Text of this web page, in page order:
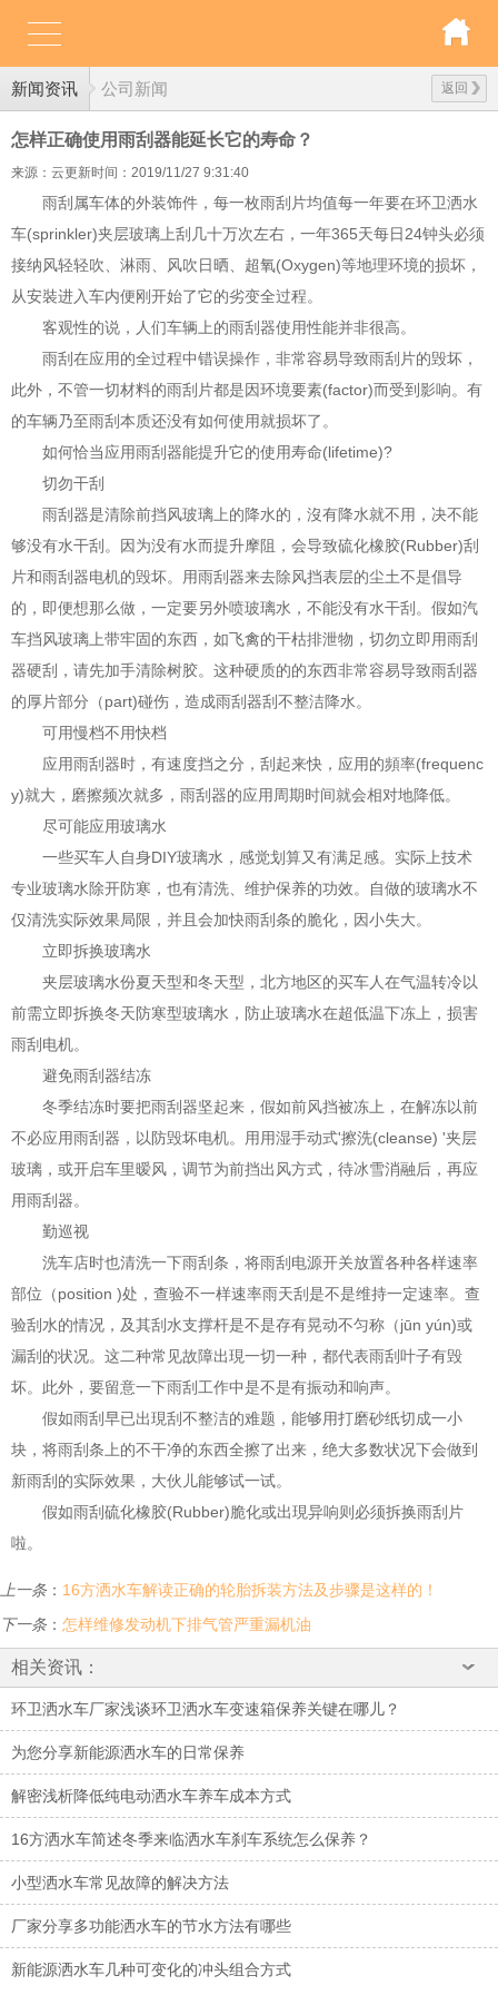
新闻资讯 返回
公司新闻
怎样正确使用雨刮器能延长它的寿命？
来源：云更新时间：2019/11/27 9:31:40
雨刮属车体的外装饰件，每一枚雨刮片均值每一年要在环卫洒水
车(sprinkler)夹层玻璃上刮几十万次左右，一年365天每日24钟头必须
接纳风轻轻吹、淋雨、风吹日晒、超氧(Oxygen)等地理环境的损坏，
从安裝进入车内便刚开始了它的劣变全过程。
客观性的说，人们车辆上的雨刮器使用性能并非很高。
雨刮在应用的全过程中错误操作，非常容易导致雨刮片的毁坏，
此外，不管一切材料的雨刮片都是因环境要素(factor)而受到影响。有
的车辆乃至雨刮本质还没有如何使用就损坏了。
如何恰当应用雨刮器能提升它的使用寿命(lifetime)?
切勿干刮
雨刮器是清除前挡风玻璃上的降水的，沒有降水就不用，决不能
够没有水干刮。因为没有水而提升摩阻，会导致硫化橡胶(Rubber)刮
片和雨刮器电机的毁坏。用雨刮器来去除风挡表层的尘土不是倡导
的，即便想那么做，一定要另外喷玻璃水，不能没有水干刮。假如汽
车挡风玻璃上带牢固的东西，如飞禽的干枯排泄物，切勿立即用雨刮
器硬刮，请先加手清除树胶。这种硬质的的东西非常容易导致雨刮器
的厚片部分（part)碰伤，造成雨刮器刮不整洁降水。
可用慢档不用快档
应用雨刮器时，有速度挡之分，刮起来快，应用的頻率(frequenc
y)就大，磨擦频次就多，雨刮器的应用周期时间就会相对地降低。
尽可能应用玻璃水
一些买车人自身DIY玻璃水，感觉划算又有满足感。实际上技术
专业玻璃水除开防寒，也有清洗、维护保养的功效。自做的玻璃水不
仅清洗实际效果局限，并且会加快雨刮条的脆化，因小失大。
立即拆换玻璃水
夹层玻璃水份夏天型和冬天型，北方地区的买车人在气温转冷以
前需立即拆换冬天防寒型玻璃水，防止玻璃水在超低温下冻上，损害
雨刮电机。
避免雨刮器结冻
冬季结冻时要把雨刮器坚起来，假如前风挡被冻上，在解冻以前
不必应用雨刮器，以防毁坏电机。用用湿手动式'擦洗(cleanse) '夹层
玻璃，或开启车里暧风，调节为前挡出风方式，待冰雪消融后，再应
用雨刮器。
勤巡视
洗车店时也清洗一下雨刮条，将雨刮电源开关放置各种各样速率
部位（position )处，查验不一样速率雨天刮是不是维持一定速率。查
验刮水的情况，及其刮水支撑杆是不是存有晃动不匀称（jūn yún)或
漏刮的状况。这二种常见故障出現一切一种，都代表雨刮叶子有毁
坏。此外，要留意一下雨刮工作中是不是有振动和响声。
假如雨刮早已出現刮不整洁的难题，能够用打磨砂纸切成一小
块，将雨刮条上的不干净的东西全擦了出来，绝大多数状况下会做到
新雨刮的实际效果，大伙儿能够试一试。
假如雨刮硫化橡胶(Rubber)脆化或出現异响则必须拆换雨刮片
啦。
上一条： 16方洒水车解读正确的轮胎拆装方法及步骤是这样的！
下一条： 怎样维修发动机下排气管严重漏机油
相关资讯：
环卫洒水车厂家浅谈环卫洒水车变速箱保养关键在哪儿？
为您分享新能源洒水车的日常保养
解密浅析降低纯电动洒水车养车成本方式
16方洒水车简述冬季来临洒水车刹车系统怎么保养？
小型洒水车常见故障的解决方法
厂家分享多功能洒水车的节水方法有哪些
新能源洒水车几种可变化的冲头组合方式